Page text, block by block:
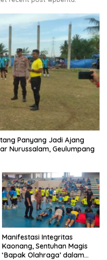
Panyang Jadi Ajang
Nurussalam, Geulumpang
Manifestasi Integritas
Kaonang, Sentuhan Magis
‘Bapak Olahraga’ dalam